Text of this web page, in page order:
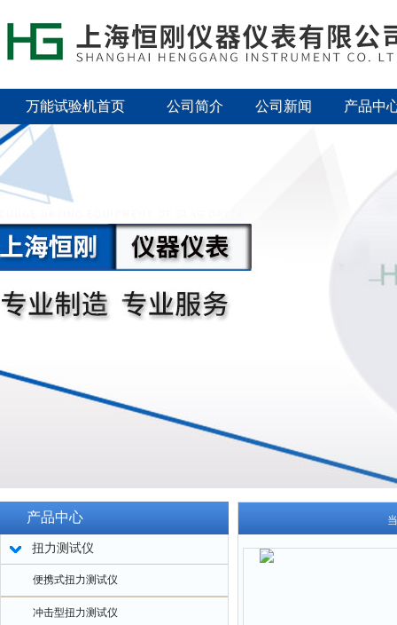
万能试验机首页 公司简介 公司新闻 产品中
产品中心
扭力测试仪
便携式扭力测试仪
冲击型扭力测试仪